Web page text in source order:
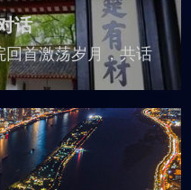
话
回首激荡岁月，共话